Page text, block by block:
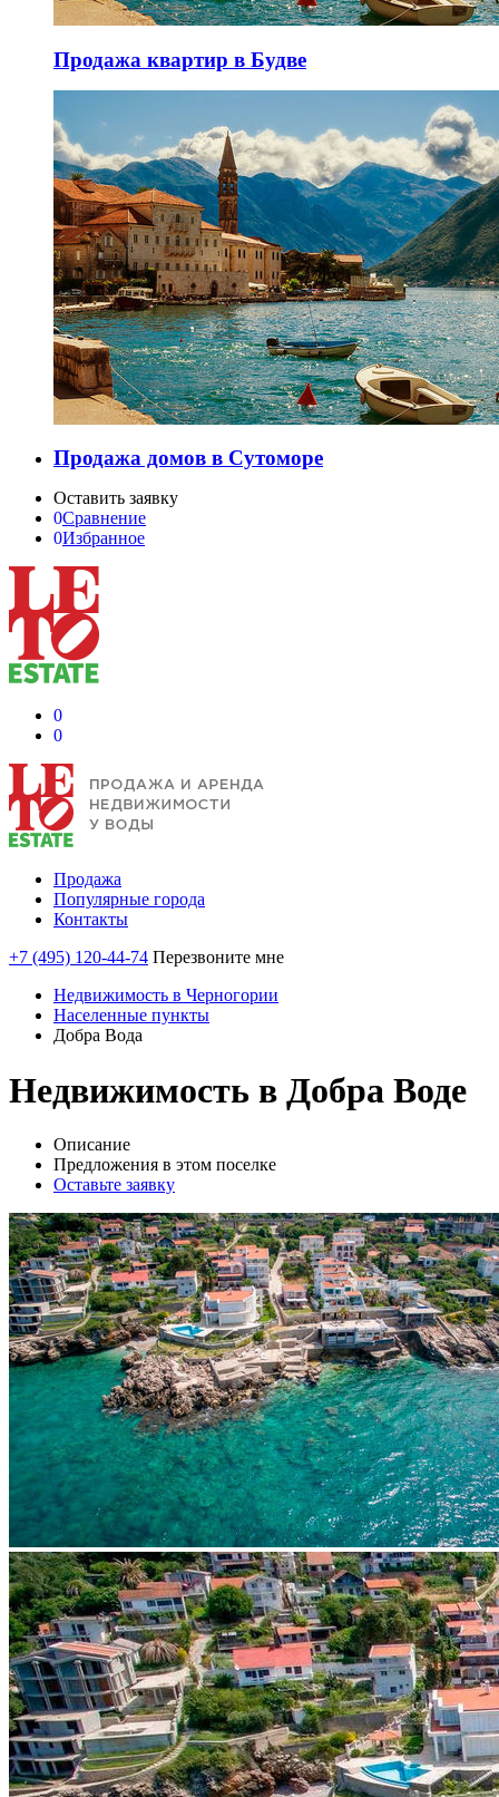
Продажа квартир в Будве
Продажа домов в Сутоморе
Оставить заявку
0Сравнение
0Избранное
0
0
Продажа
Популярные города
Контакты
+7 (495) 120-44-74 Перезвоните мне
Недвижимость в Черногории
Населенные пункты
Добра Вода
Недвижимость в Добра Воде
Описание
Предложения в этом поселке
Оставьте заявку